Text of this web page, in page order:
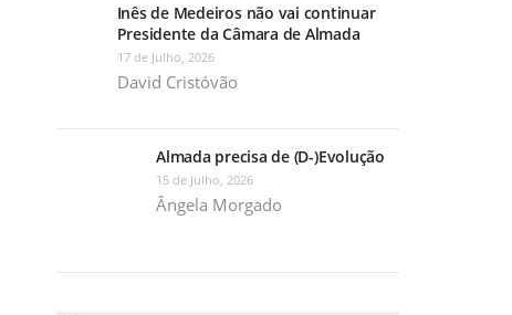
Inês de Medeiros não vai continuar
Presidente da Câmara de Almada
17 de Julho, 2026
David Cristóvão
Almada precisa de (D-)Evolução
15 de Julho, 2026
Ângela Morgado